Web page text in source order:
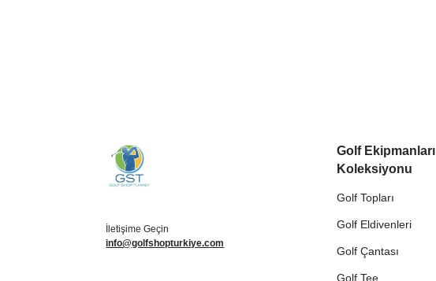
İletişime Geçin
info@golfshopturkiye.com
Golf Ekipmanları
Koleksiyonu
Golf Topları
Golf Eldivenleri
Golf Çantası
Golf Tee